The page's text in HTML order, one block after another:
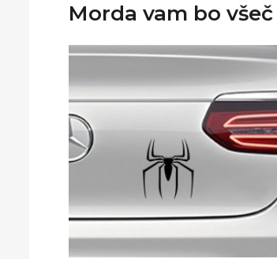
Morda vam bo